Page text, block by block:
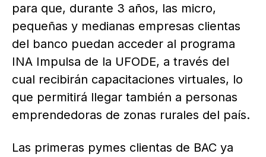
para que, durante 3 años, las micro,
pequeñas y medianas empresas clientas
del banco puedan acceder al programa
INA Impulsa de la UFODE, a través del
cual recibirán capacitaciones virtuales, lo
que permitirá llegar también a personas
emprendedoras de zonas rurales del país.
Las primeras pymes clientas de BAC ya